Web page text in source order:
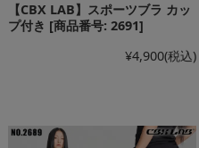
【CBX LAB】スポーツブラ カッ
プ付き [商品番号: 2691]
¥4,900(税込)